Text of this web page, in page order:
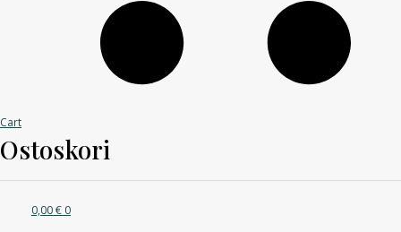
Cart
Ostoskori
0,00€ 0